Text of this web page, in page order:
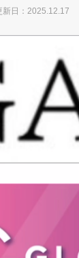
日：2025.12.17